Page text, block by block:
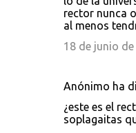
rector nunca
al menos
18 de junio
Anónimo ha
¿este es el
soplagaitas